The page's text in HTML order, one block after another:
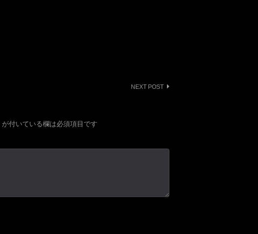
NEXT POST
が付いている欄は必須項目です